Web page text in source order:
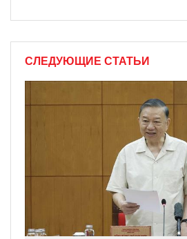
СЛЕДУЮЩИЕ СТАТЬИ